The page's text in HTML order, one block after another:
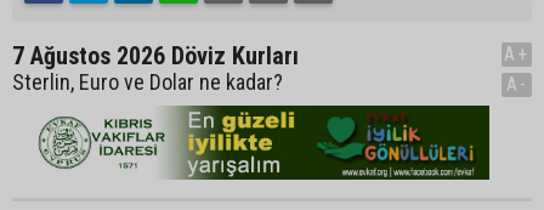
7 Ağustos 2026 Döviz Kurları
Sterlin, Euro ve Dolar ne kadar?
A+
A-